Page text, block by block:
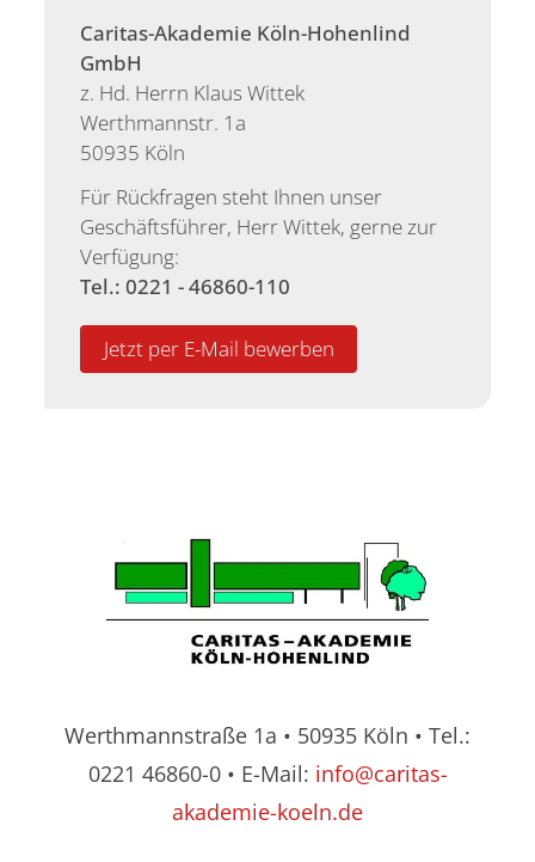
Caritas-Akademie Köln-Hohenlind
GmbH
z. Hd. Herrn Klaus Wittek
Werthmannstr. 1a
50935 Köln
Für Rückfragen steht Ihnen unser
Geschäftsführer, Herr Wittek, gerne zur
Verfügung:
Tel.: 0221 - 46860-110
Jetzt per E-Mail bewerben
Werthmannstraße 1a • 50935 Köln • Tel.:
0221 46860-0 • E-Mail: info@caritas-
akademie-koeln.de